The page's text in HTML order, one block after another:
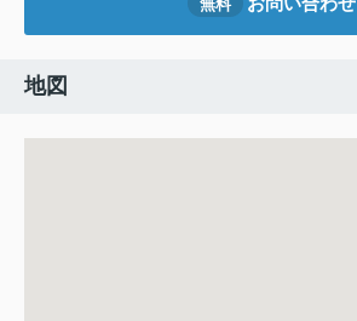
無料
地図